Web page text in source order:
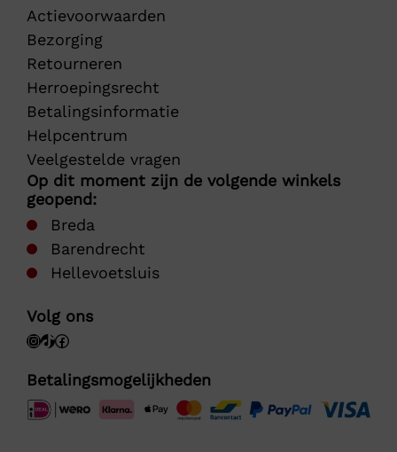
Actievoorwaarden
Bezorging
Retourneren
Herroepingsrecht
Betalingsinformatie
Helpcentrum
Veelgestelde vragen
Op dit moment zijn de volgende winkels
geopend:
Breda
Barendrecht
Hellevoetsluis
Volg ons
Betalingsmogelijkheden